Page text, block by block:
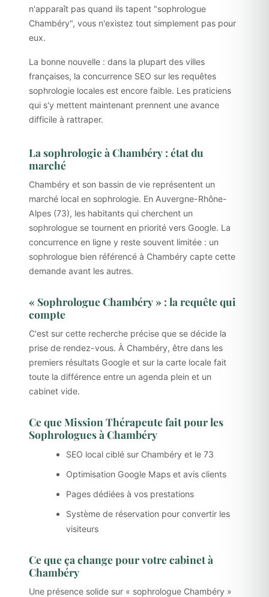
n'apparaît pas quand ils tapent "sophrologue
Chambéry", vous n'existez tout simplement pas pour
eux.
La bonne nouvelle : dans la plupart des villes
françaises, la concurrence SEO sur les requêtes
sophrologie locales est encore faible. Les praticiens
qui s'y mettent maintenant prennent une avance
difficile à rattraper.
La sophrologie à Chambéry : état du
marché
Chambéry et son bassin de vie représentent un
marché local en sophrologie. En Auvergne-Rhône-
Alpes (73), les habitants qui cherchent un
sophrologue se tournent en priorité vers Google. La
concurrence en ligne y reste souvent limitée : un
sophrologue bien référencé à Chambéry capte cette
demande avant les autres.
« Sophrologue Chambéry » : la requête qui
compte
C'est sur cette recherche précise que se décide la
prise de rendez-vous. À Chambéry, être dans les
premiers résultats Google et sur la carte locale fait
toute la différence entre un agenda plein et un
cabinet vide.
Ce que Mission Thérapeute fait pour les
Sophrologues à Chambéry
SEO local ciblé sur Chambéry et le 73
Optimisation Google Maps et avis clients
Pages dédiées à vos prestations
Système de réservation pour convertir les
visiteurs
Ce que ça change pour votre cabinet à
Chambéry
Une présence solide sur « sophrologue Chambéry »